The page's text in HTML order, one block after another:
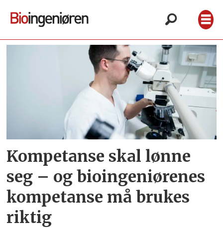
Tag:
profesjonsutvikling
Kompetanse skal lønne
seg – og bioingeniørenes
kompetanse må brukes
riktig